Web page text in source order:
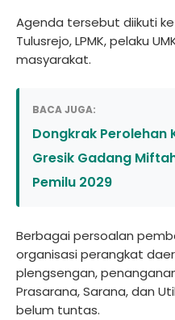
Agenda tersebut diikuti
Tulusrejo, LPMK, pelaku
masyarakat.
BACA JUGA:
Dongkrak Perolehan
Gresik Gadang
Pemilu 2029
Berbagai persoalan
organisasi perangkat
plengsengan,
Prasarana, Sarana, dan
belum tuntas.